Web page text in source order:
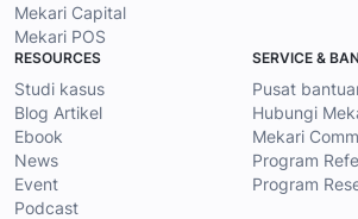
Mekari Capital
Mekari POS
RESOURCES
Studi kasus
Blog Artikel
Ebook
News
Event
Podcast
SERVICE &
Pusat
Hubungi
Mekari
Program
Program